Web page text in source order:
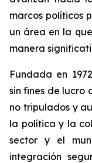
marcos políticos
un área en la
manera
Fundada en
sin fines de lucro
no tripulados y
la política y la
sector y el
integración